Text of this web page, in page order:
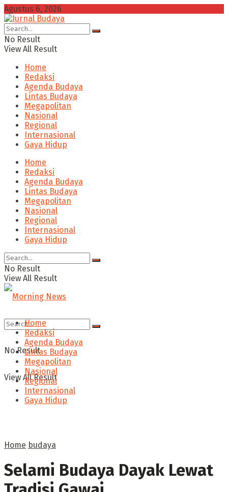
Agustus 6, 2026
No Result
View All Result
Home
Redaksi
Agenda Budaya
Lintas Budaya
Megapolitan
Nasional
Regional
Internasional
Gaya Hidup
Home
Redaksi
Agenda Budaya
Lintas Budaya
Megapolitan
Nasional
Regional
Internasional
Gaya Hidup
No Result
View All Result
No Result
View All Result
Home
Redaksi
Agenda Budaya
Lintas Budaya
Megapolitan
Nasional
Regional
Internasional
Gaya Hidup
Home budaya
Selami Budaya Dayak Lewat